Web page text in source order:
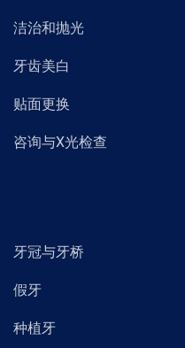
洁治和抛光
牙齿美白
贴面更换
咨询与X光检查
牙冠与牙桥
假牙
种植牙